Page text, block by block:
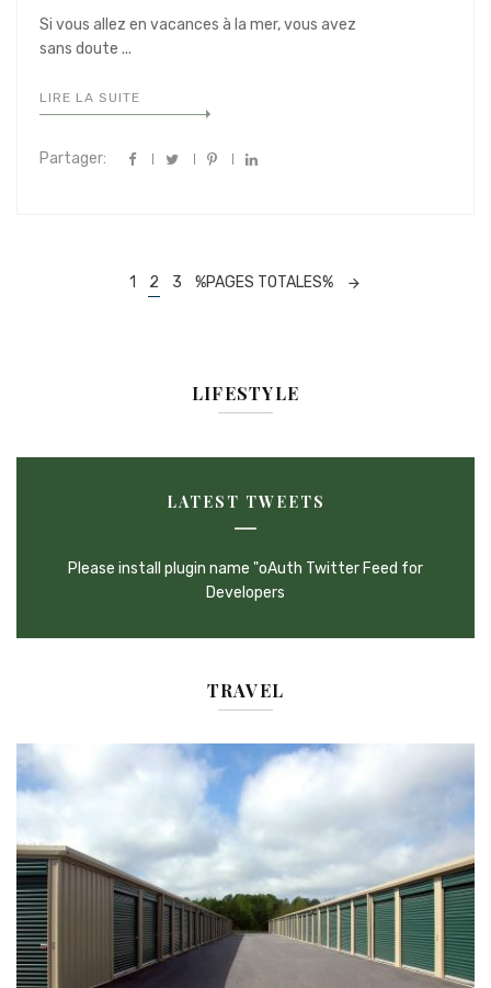
Si vous allez en vacances à la mer, vous avez
sans doute ...
LIRE LA SUITE
Partager:
1 2 3 %PAGES TOTALES%
LIFESTYLE
LATEST TWEETS
Please install plugin name "oAuth Twitter Feed for
Developers
TRAVEL